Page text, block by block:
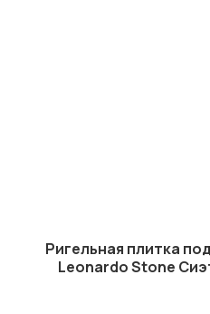
Ригельная плитка
Leonardo Stone